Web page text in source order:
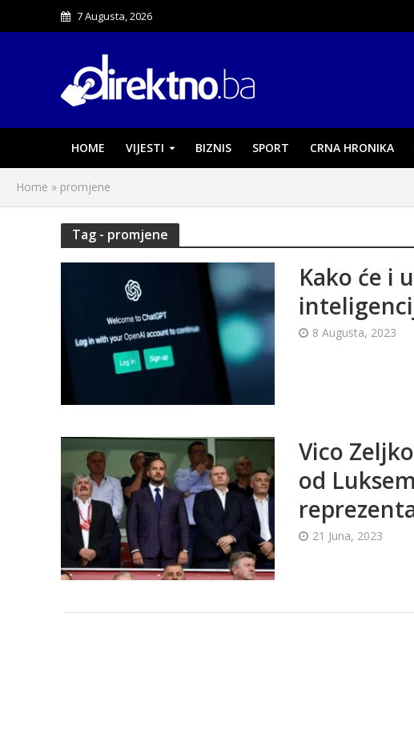
7 Augusta, 2026
HOME VIJESTI BIZNIS SPORT CRNA HRONIKA
Home » promjene
Tag - promjene
Kako će i
8 Augusta, 2023
Vico
od
21 Juna, 2023